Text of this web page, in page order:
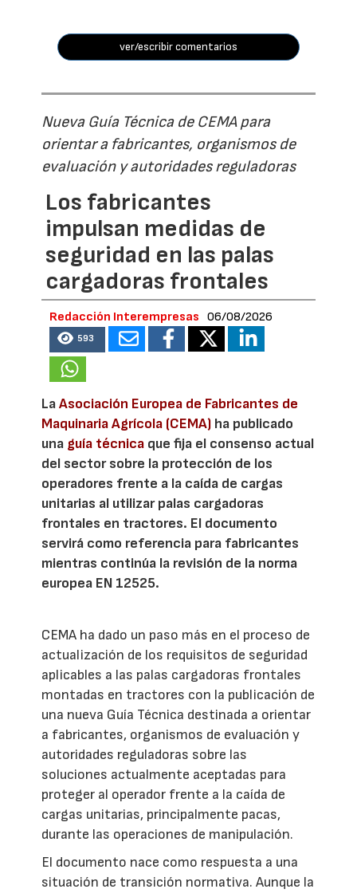
ver/escribir comentarios
Nueva Guía Técnica de CEMA para
orientar a fabricantes, organismos de
evaluación y autoridades reguladoras
Los fabricantes
impulsan medidas de
seguridad en las palas
cargadoras frontales
Redacción Interempresas 06/08/2026
593
LaAsociación Europea de Fabricantes de
Maquinaria Agrícola (CEMA) ha publicado
una guía técnica que fija el consenso actual
del sector sobre la protección de los
operadores frente a la caída de cargas
unitarias al utilizar palas cargadoras
frontales en tractores. El documento
servirá como referencia para fabricantes
mientras continúa la revisión de la norma
europea EN 12525.
CEMA ha dado un paso más en el proceso de
actualización de los requisitos de seguridad
aplicables a las palas cargadoras frontales
montadas en tractores con la publicación de
una nueva Guía Técnica destinada a orientar
a fabricantes, organismos de evaluación y
autoridades reguladoras sobre las
soluciones actualmente aceptadas para
proteger al operador frente a la caída de
cargas unitarias, principalmente pacas,
durante las operaciones de manipulación.
El documento nace como respuesta a una
situación de transición normativa. Aunque la